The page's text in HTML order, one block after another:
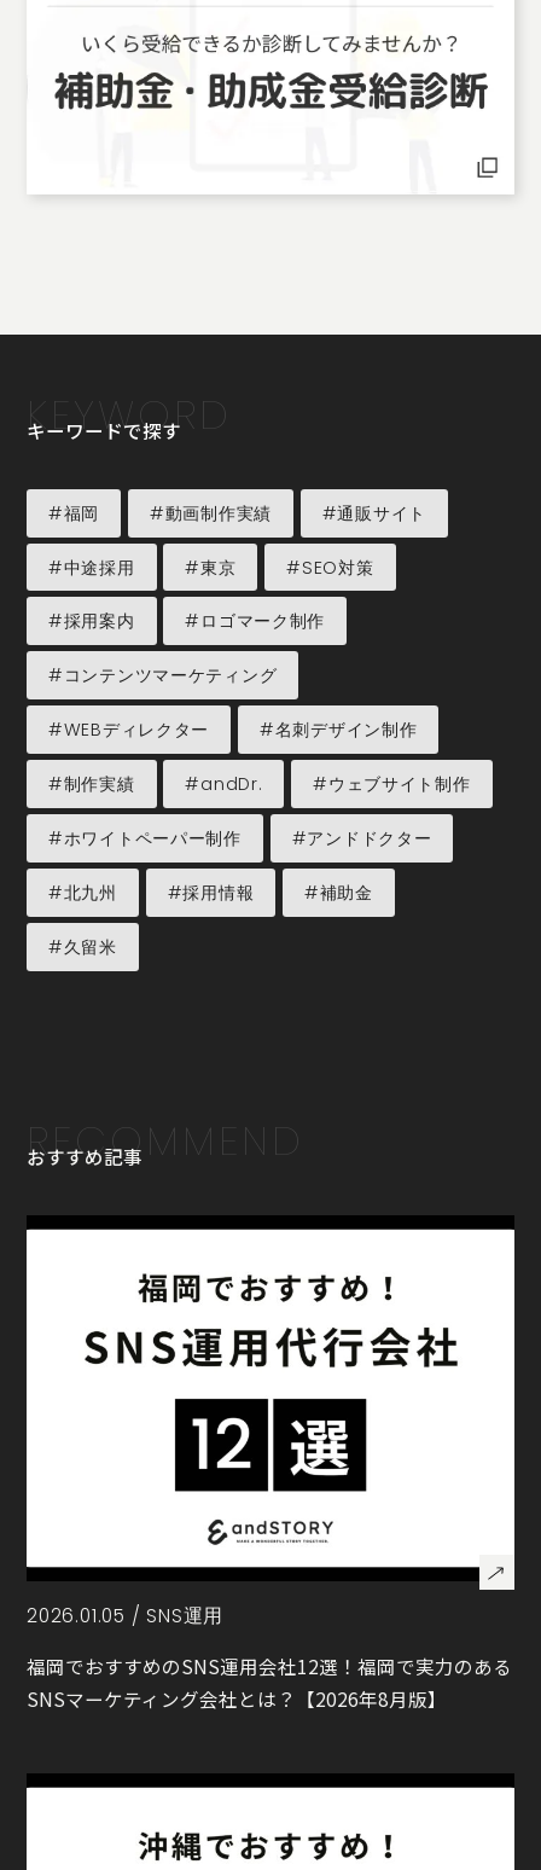
KEYWORD
キーワードで探す
#福岡 #動画制作実績 #通販サイト
#中途採用 #東京 #SEO対策
#採用案内 #ロゴマーク制作
#コンテンツマーケティング
#WEBディレクター #名刺デザイン制作
#制作実績 #andDr. #ウェブサイト制作
#ホワイトペーパー制作 #アンドドクター
#北九州 #採用情報 #補助金
#久留米
RECOMMEND
おすすめ記事
2026.01.05 / SNS運用
福岡でおすすめのSNS運用会社12選！福岡で実力のある
SNSマーケティング会社とは？【2026年8月版】